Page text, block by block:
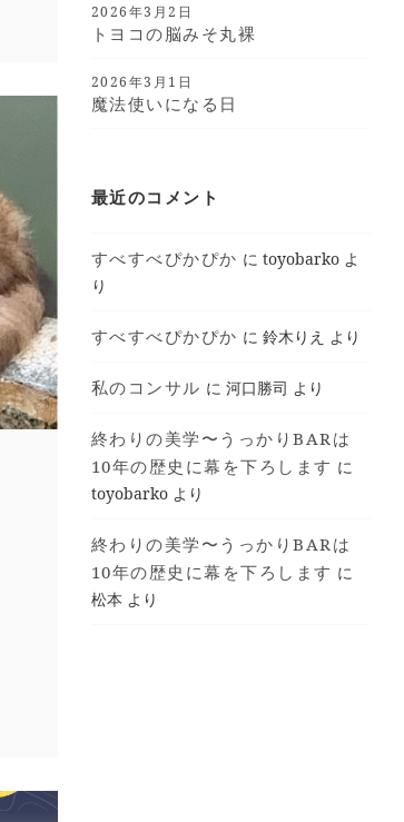
2026年3月2日
トヨコの脳みそ丸裸
2026年3月1日
魔法使いになる日
最近のコメント
すべすべぴかぴか に toyobarko よ
り
すべすべぴかぴか に 鈴木りえ より
私のコンサル に 河口勝司 より
終わりの美学〜うっかりBARは
10年の歴史に幕を下ろします に
toyobarko より
終わりの美学〜うっかりBARは
10年の歴史に幕を下ろします に
松本 より